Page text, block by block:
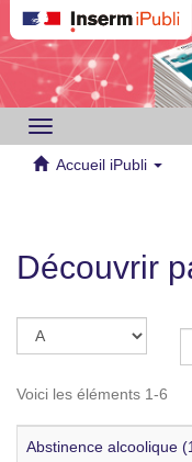
Toggle
navigation
Accueil iPubli
Découvrir
Voici les éléments 1-6
Abstinence alcoolique